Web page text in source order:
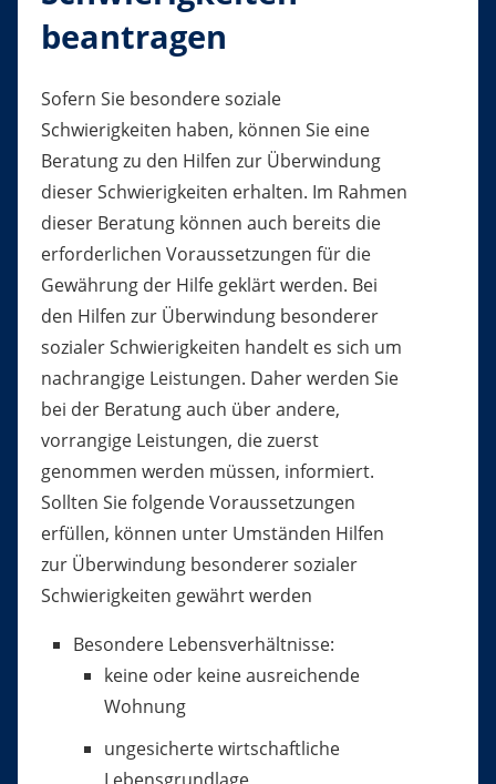
beantragen
Sofern Sie besondere soziale
Schwierigkeiten haben, können Sie eine
Beratung zu den Hilfen zur Überwindung
dieser Schwierigkeiten erhalten. Im Rahmen
dieser Beratung können auch bereits die
erforderlichen Voraussetzungen für die
Gewährung der Hilfe geklärt werden. Bei
den Hilfen zur Überwindung besonderer
sozialer Schwierigkeiten handelt es sich um
nachrangige Leistungen. Daher werden Sie
bei der Beratung auch über andere,
vorrangige Leistungen, die zuerst
genommen werden müssen, informiert.
Sollten Sie folgende Voraussetzungen
erfüllen, können unter Umständen Hilfen
zur Überwindung besonderer sozialer
Schwierigkeiten gewährt werden
Besondere Lebensverhältnisse:
keine oder keine ausreichende
Wohnung
ungesicherte wirtschaftliche